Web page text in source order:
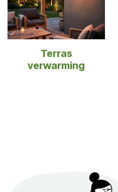
Terras
verwarming